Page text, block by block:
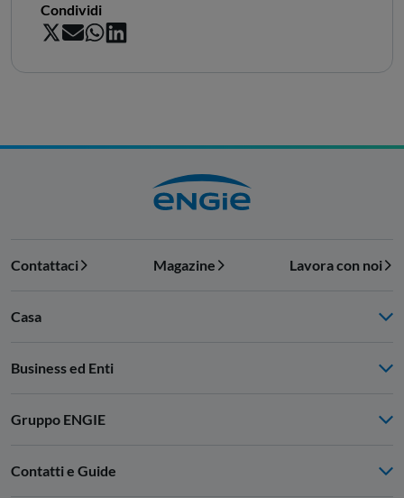
Condividi
Contattaci Magazine Lavora con noi
Casa
Business ed Enti
Gruppo ENGIE
Contatti e Guide